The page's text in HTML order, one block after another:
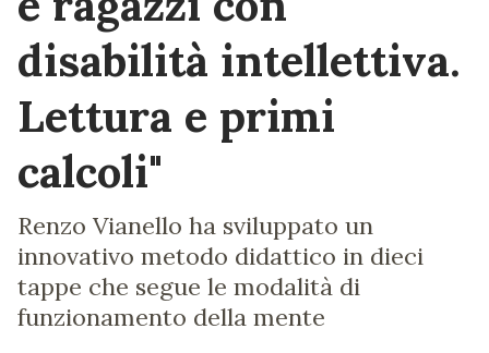
disabilità intellettiva.
Lettura e primi
calcoli"
Renzo Vianello ha sviluppato un
innovativo metodo didattico in dieci
tappe che segue le modalità di
funzionamento della mente